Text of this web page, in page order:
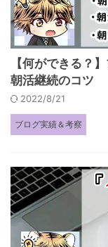
【何ができる？
朝活継続のコツ
2022/8/21
ブログ実績＆考察